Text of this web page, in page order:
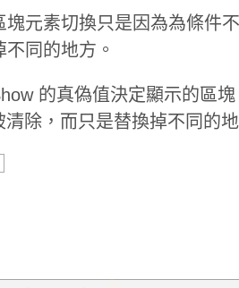
元素切換只是因為為條件
同的地方。
的真偽值決定顯示的區
除，而只是替換掉不同的